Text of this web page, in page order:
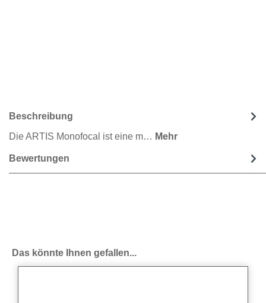
Beschreibung
Die ARTIS Monofocal ist eine m… Mehr
Bewertungen
Produktgalerie überspringen
Das könnte Ihnen gefallen...